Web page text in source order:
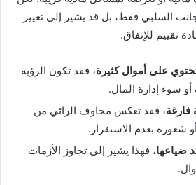
السلبي فقط، بل قد يشير إلى تغيير
تقييم للإنفاق.
على أموال كثيرة، فقد تكون الرؤية
سوء إدارة المال.
، فقد تعكس مخاوف الرائي من
شعوره بعدم الاستقرار.
ضياعها، فهذا يشير إلى تجاوز الأزمات